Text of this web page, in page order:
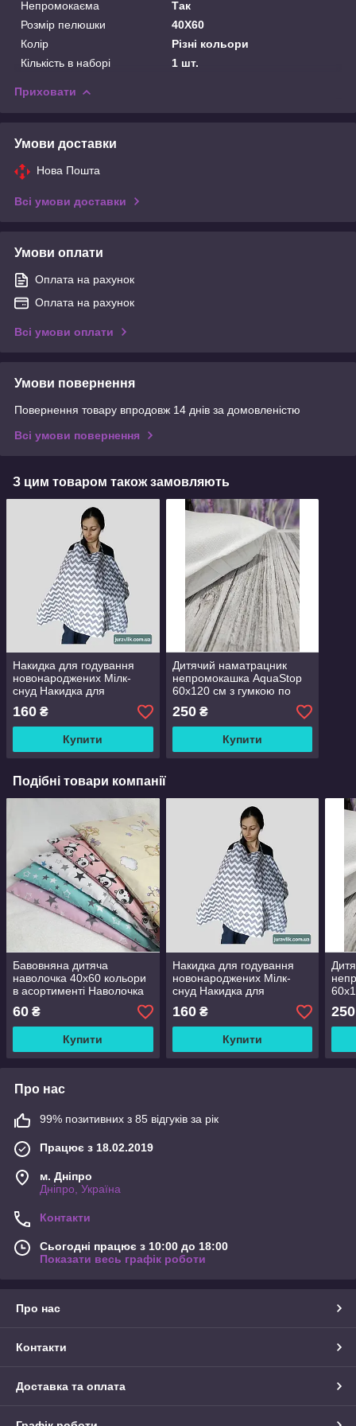
Непромокаєма
Так
Розмір пелюшки
40X60
Колір
Різні кольори
Кількість в наборі
1 шт.
Приховати
Умови доставки
Нова Пошта
Всі умови доставки
Умови оплати
Оплата на рахунок
Оплата на рахунок
Всі умови оплати
Умови повернення
Повернення товару впродовж 14 днів за домовленістю
Всі умови повернення
З цим товаром також замовляють
Накидка для годування
новонароджених Мілк-
снуд Накидка для
годування у громадських
місцях
160 ₴
Купити
Дитячий наматрацник
непромокашка AquaStop
60х120 см з гумкою по
кутах Дитяче простирадло
непромокаюче
250₴
Купити
Подібні товари компанії
Бавовняна дитяча
наволочка 40х60 кольори
в асортименті Наволочка
наволочки 60х40 бязь
60 ₴
Купити
Накидка для годування
новонароджених Мілк-
снуд Накидка для
годування у громадських
місцях
160₴
Купити
250
Про нас
99% позитивних з 85 відгуків за рік
Працює з 18.02.2019
м. Дніпро
Дніпро, Україна
Контакти
Сьогодні працює з 10:00 до 18:00
Показати весь графік роботи
Про нас
Контакти
Доставка та оплата